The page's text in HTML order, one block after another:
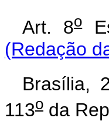
Art. 8o
(Redação
Brasília,
113o da